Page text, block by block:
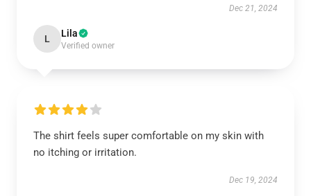
Dec 21, 2024
L Lila
Verified owner
The shirt feels super comfortable on my skin with
no itching or irritation.
Dec 19, 2024